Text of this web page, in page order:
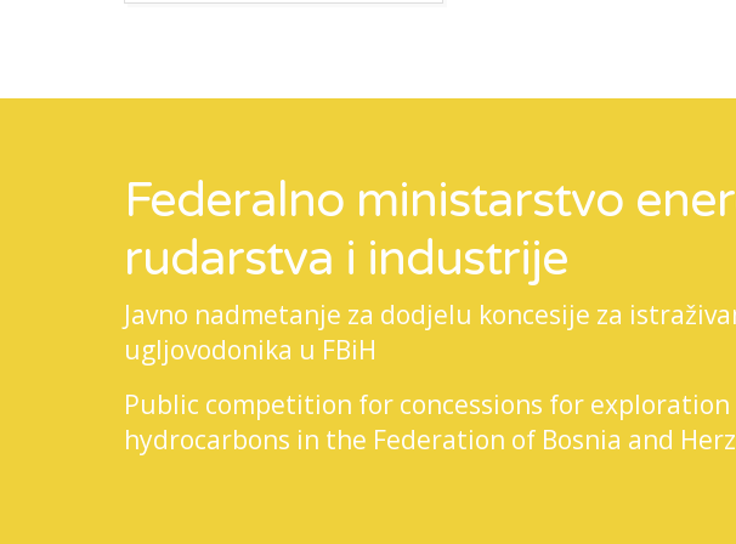
Federalno ministarstvo
rudarstva i industrije
Javno nadmetanje za dodjelu koncesije za
ugljovodonika u FBiH
Public competition for concessions for
hydrocarbons in the Federation of Bosnia and